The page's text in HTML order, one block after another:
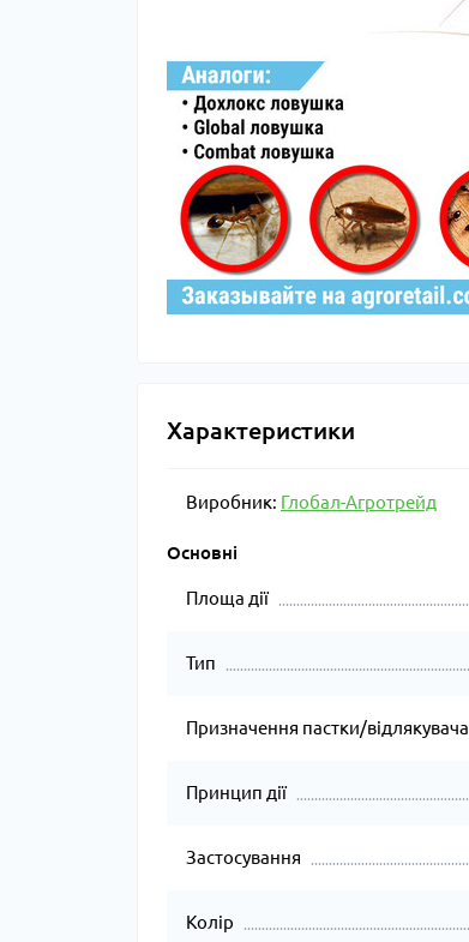
Характеристики
Виробник: Глобал-Агротрейд
Основні
Площа дії
Тип
Призначення пастки/відлякувача
Принцип дії
Застосування
Колір